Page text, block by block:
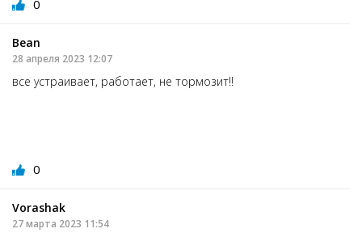
0
Bean
28 апреля 2023 12:07
все устраивает, работает, не тормозит!!
0
Vorashak
27 марта 2023 11:54